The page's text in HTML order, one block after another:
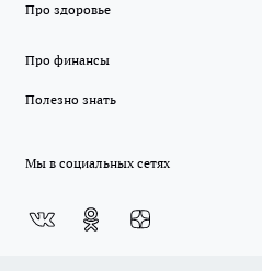
Про здоровье
Про финансы
Полезно знать
Мы в социальных сетях